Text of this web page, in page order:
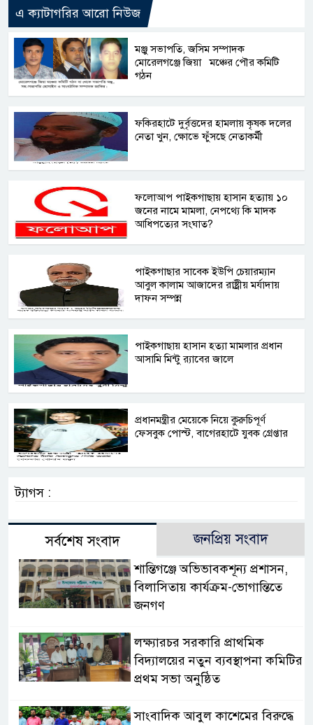
এ ক্যাটাগরির আরো নিউজ
মঞ্জু সভাপতি, জসিম সম্পাদক
মোরেলগঞ্জে জিয়া মঞ্চের পৌর কমিটি
গঠন
ফকিরহাটে দুর্বৃত্তদের হামলায় কৃষক দলের
নেতা খুন, ক্ষোভে ফুঁসছে নেতাকর্মী
ফলোআপ পাইকগাছায় হাসান হত্যায় ১০
জনের নামে মামলা, নেপথ্যে কি মাদক
আধিপত্যের সংঘাত?
পাইকগাছার সাবেক ইউপি চেয়ারম্যান
আবুল কালাম আজাদের রাষ্ট্রীয় মর্যাদায়
দাফন সম্পন্ন
পাইকগাছায় হাসান হত্যা মামলার প্রধান
আসামি মিন্টু র‍্যাবের জালে
প্রধানমন্ত্রীর মেয়েকে নিয়ে কুরুচিপূর্ণ
ফেসবুক পোস্ট, বাগেরহাটে যুবক গ্রেপ্তার
ট্যাগস :
সর্বশেষ সংবাদ জনপ্রিয় সংবাদ
‎শান্তিগঞ্জে অভিভাবকশূন্য প্রশাসন,
‎বিলাসিতায় কার্যক্রম-ভোগান্তিতে
জনগণ ‎
লক্ষ্যারচর সরকারি প্রাথমিক
বিদ্যালয়ের নতুন ব্যবস্থাপনা কমিটির
প্রথম সভা অনুষ্ঠিত
সাংবাদিক আবুল কাশেমের বিরুদ্ধে